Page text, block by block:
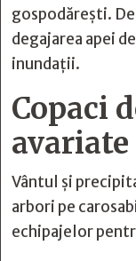
gospodărești.
degajarea apei
inundații.
Copaci
avariate
Vântul și
arbori pe
echipajelor